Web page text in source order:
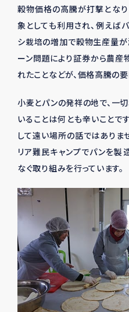
穀物価格の高騰が打撃とな
象としても利用され、例えば
シ栽培の増加で穀物生産量が
ーン問題により証券から農
れたことなどが、価格高騰の要
小麦とパンの発祥の地で、一
いることは何とも辛いことで
して遠い場所の話ではありま
リア難民キャンプでパンを製
なぐ取り組みを行っています。